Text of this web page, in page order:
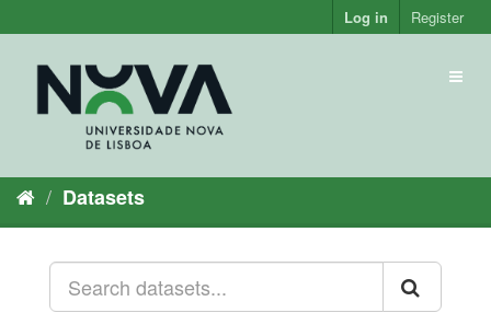
to
Log in Register
Datasets